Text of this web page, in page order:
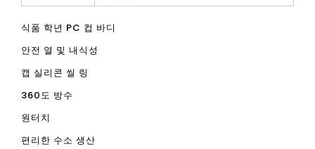
식품 학년 PC 컵 바디
안전 열 및 내식성
캡 실리콘 씰 링
360도 방수
원터치
편리한 수소 생산